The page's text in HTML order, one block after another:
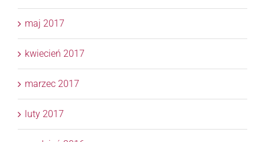
maj 2017
kwiecień 2017
marzec 2017
luty 2017